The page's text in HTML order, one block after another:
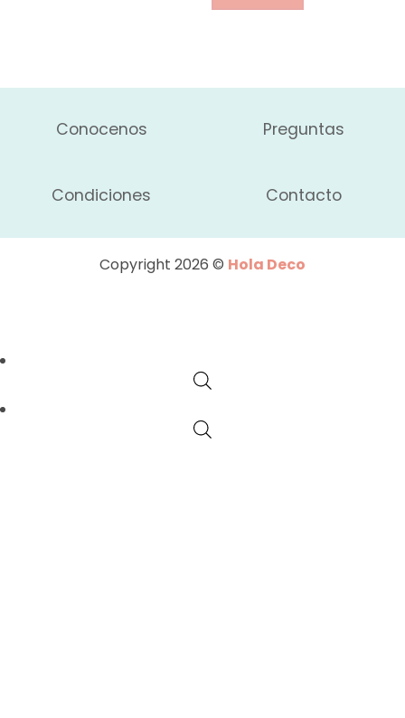
Conocenos Preguntas
Condiciones Contacto
Copyright 2026 © Hola Deco